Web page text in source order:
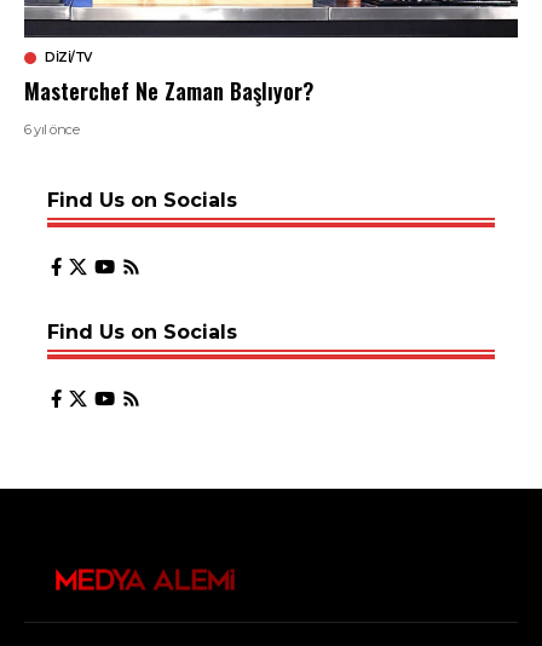
DIZI/TV
Masterchef Ne Zaman Başlıyor?
6 yıl önce
Find Us on Socials
Find Us on Socials